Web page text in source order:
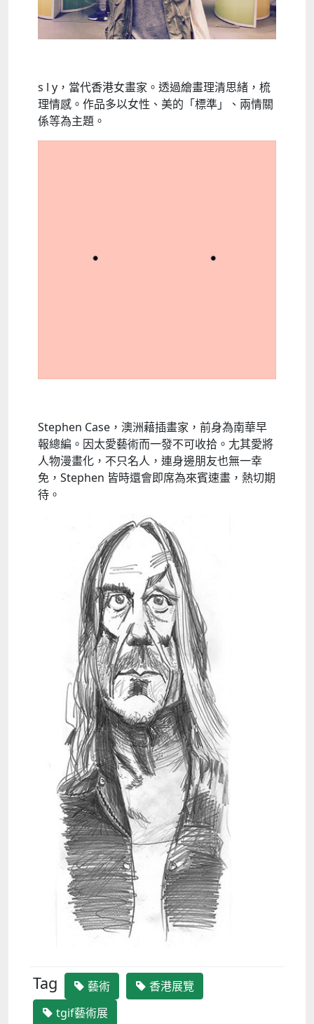
s l y，當代香港女畫家。透過繪畫理清思緒，梳
理情感。作品多以女性、美的「標準」、兩情關
係等為主題。
Stephen Case，澳洲藉插畫家，前身為南華早
報總編。因太愛藝術而一發不可收拾。尢其愛將
人物漫畫化，不只名人，連身邊朋友也無一幸
免，Stephen 皆時還會即席為來賓速畫，熱切期
待。
Tag 藝術
香港展覽
tgif藝術展